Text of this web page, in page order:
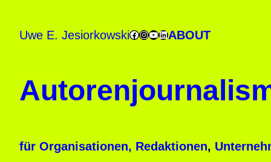
Uwe E. JesiorkowskiFacebook
Instagram
YouTube
LinkedIn
ABOUT
für Organisationen, Redaktionen,